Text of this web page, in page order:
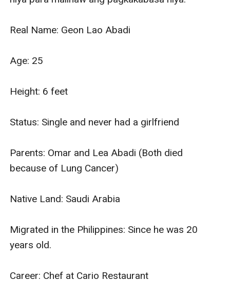
Real Name: Geon Lao Abadi
Age: 25
Height: 6 feet
Status: Single and never had a girlfriend
Parents: Omar and Lea Abadi (Both died
because of Lung Cancer)
Native Land: Saudi Arabia
Migrated in the Philippines: Since he was 20
years old.
Career: Chef at Cario Restaurant